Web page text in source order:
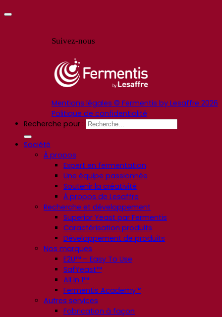
Suivez-nous
Mentions légales © Fermentis by Lesaffre 2026
Politique de confidentialité
Recherche pour :
Société
À propos
Expert en fermentation
Une équipe passionnée
Soutenir la créativité
À propos de Lesaffre
Recherche et développement
Superior Yeast par Fermentis
Caractérisation produits
Développement de produits
Nos marques
E2U™ – Easy To Use
SafYeast™
All In 1™
Fermentis Academy™
Autres services
Fabrication à façon